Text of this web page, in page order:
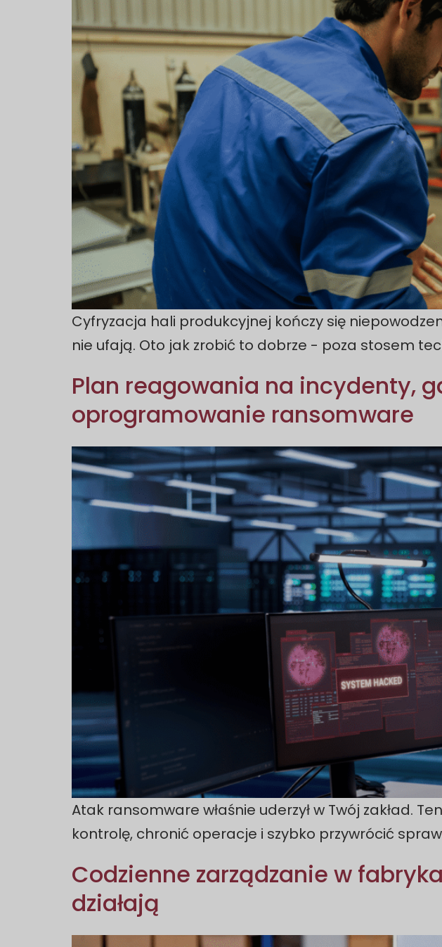
Cyfryzacja hali produkcyjnej kończy się
nie ufają. Oto jak zrobić to dobrze - poza stosem
Plan reagowania na incydenty,
oprogramowanie ransomware
Atak ransomware właśnie uderzył w Twój zakład.
kontrolę, chronić operacje i szybko przywrócić
Codzienne zarządzanie w
działają